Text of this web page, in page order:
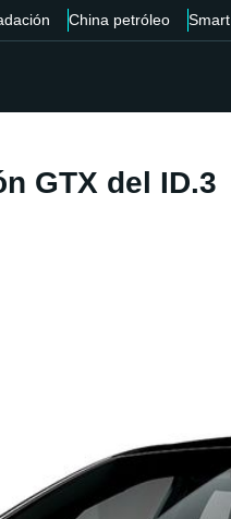
China petróleo Smart
GTX del ID.3